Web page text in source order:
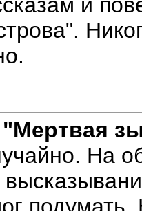
и
"Мертвая
На